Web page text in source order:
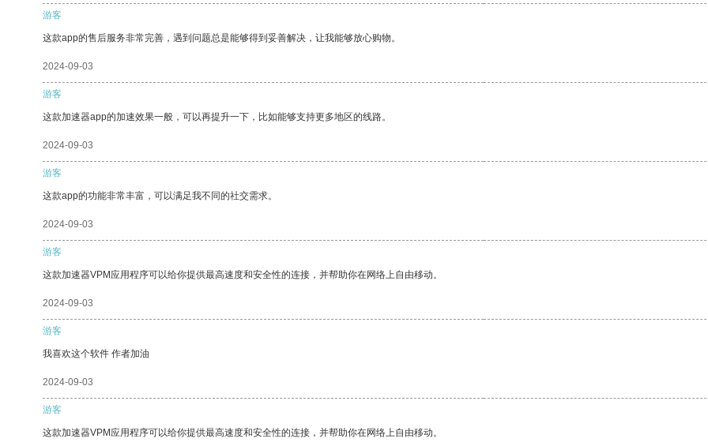
游客
这款app的售后服务非常完善，遇到问题总是能够得到妥善解决，让我能够放心购物。
2024-09-03
游客
这款加速器app的加速效果一般，可以再提升一下，比如能够支持更多地区的线路。
2024-09-03
游客
这款app的功能非常丰富，可以满足我不同的社交需求。
2024-09-03
游客
这款加速器VPM应用程序可以给你提供最高速度和安全性的连接，并帮助你在网络上自由移动。
2024-09-03
游客
我喜欢这个软件 作者加油
2024-09-03
游客
这款加速器VPM应用程序可以给你提供最高速度和安全性的连接，并帮助你在网络上自由移动。